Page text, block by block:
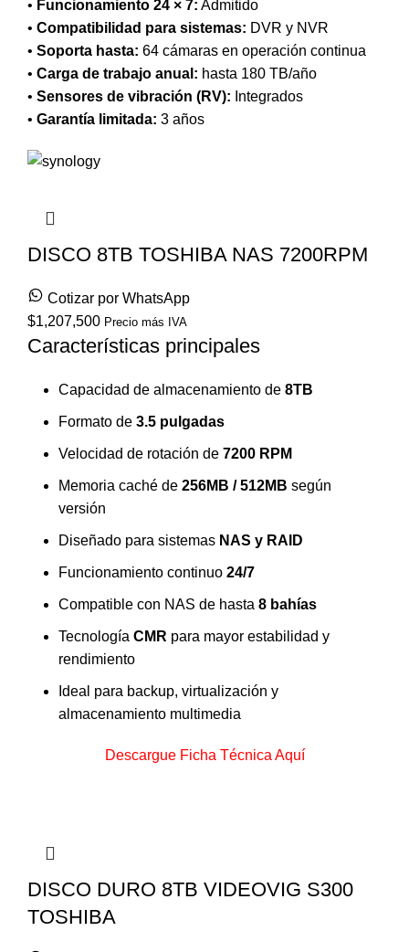
• Funcionamiento 24 × 7: Admitido
• Compatibilidad para sistemas: DVR y NVR
• Soporta hasta: 64 cámaras en operación continua
• Carga de trabajo anual: hasta 180 TB/año
• Sensores de vibración (RV): Integrados
• Garantía limitada: 3 años
DISCO 8TB TOSHIBA NAS 7200RPM
Cotizar por WhatsApp
$1,207,500 Precio más IVA
Características principales
Capacidad de almacenamiento de 8TB
Formato de 3.5 pulgadas
Velocidad de rotación de 7200 RPM
Memoria caché de 256MB / 512MB según
versión
Diseñado para sistemas NAS y RAID
Funcionamiento continuo 24/7
Compatible con NAS de hasta 8 bahías
Tecnología CMR para mayor estabilidad y
rendimiento
Ideal para backup, virtualización y
almacenamiento multimedia
Descargue Ficha Técnica Aquí
DISCO DURO 8TB VIDEOVIG S300
TOSHIBA